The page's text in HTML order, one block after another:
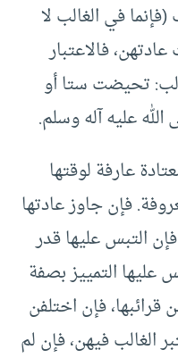
في الغالب لا
فالاعتبار
تحيضت ستا أو
عليه آله وسلم.
عارفة لوقتها
فإن جاوز عادتها
التبس عليها قدر
عليها التمييز بصفة
فإن اختلفن
الغالب فيهن، فإن لم